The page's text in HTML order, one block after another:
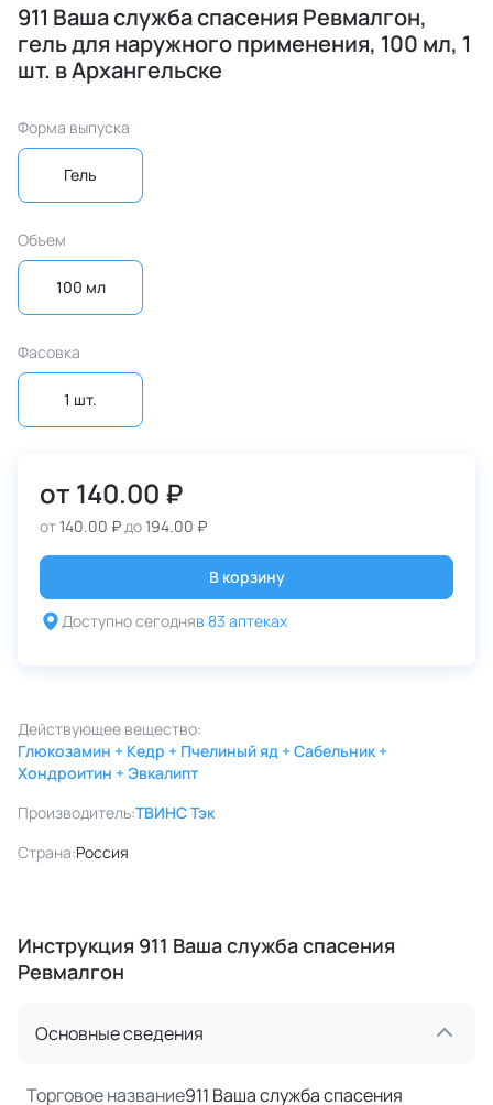
911 Ваша служба спасения Ревмалгон,
гель для наружного применения, 100 мл, 1
шт. в Архангельске
Форма выпуска
Гель
Объем
100 мл
Фасовка
1 шт.
от 140.00 ₽
от140.00 ₽до194.00 ₽
В корзину
Доступно сегодняв 83 аптеках
Действующее вещество:
Глюкозамин + Кедр + Пчелиный яд + Сабельник +
Хондроитин + Эвкалипт
Производитель:ТВИНС Тэк
Страна:Россия
Инструкция 911 Ваша служба спасения
Ревмалгон
Основные сведения
Торговое название911 Ваша служба спасения